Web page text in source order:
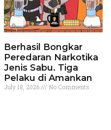
Berhasil Bongkar
Peredaran Narkotika
Jenis Sabu. Tiga
Pelaku di Amankan
July 18, 2026 No Comments